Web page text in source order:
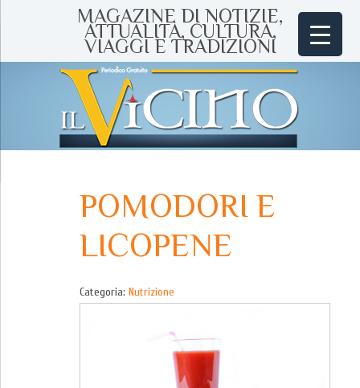
MAGAZINE DI NOTIZIE,
ATTUALITÀ, CULTURA,
VIAGGI E TRADIZIONI
POMODORI E
LICOPENE
Categoria: Nutrizione